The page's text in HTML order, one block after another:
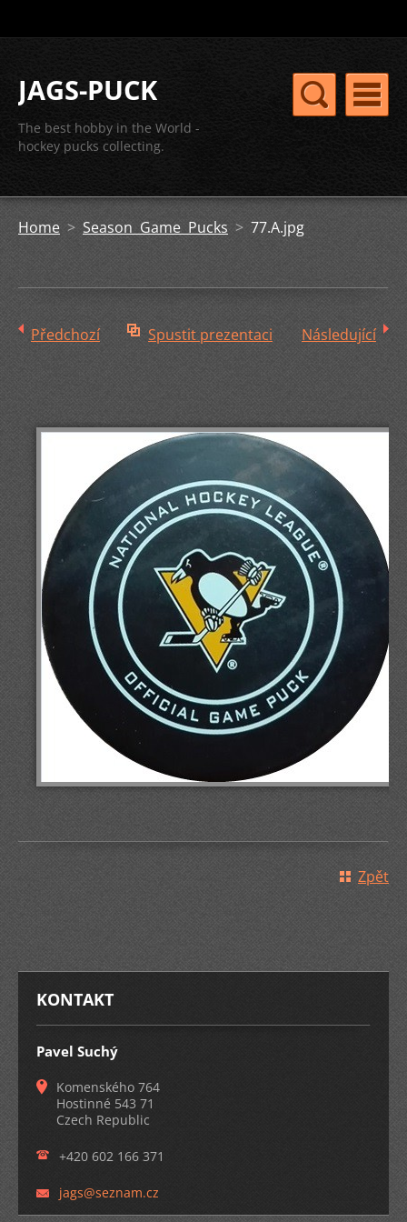
JAGS-PUCK
The best hobby in the World -
hockey pucks collecting.
Home > Season Game Pucks > 77.A.jpg
Předchozí Spustit prezentaci Následující
Zpět
KONTAKT
Pavel Suchý
Komenského 764
Hostinné 543 71
Czech Republic
+420 602 166 371
jags@seznam.cz